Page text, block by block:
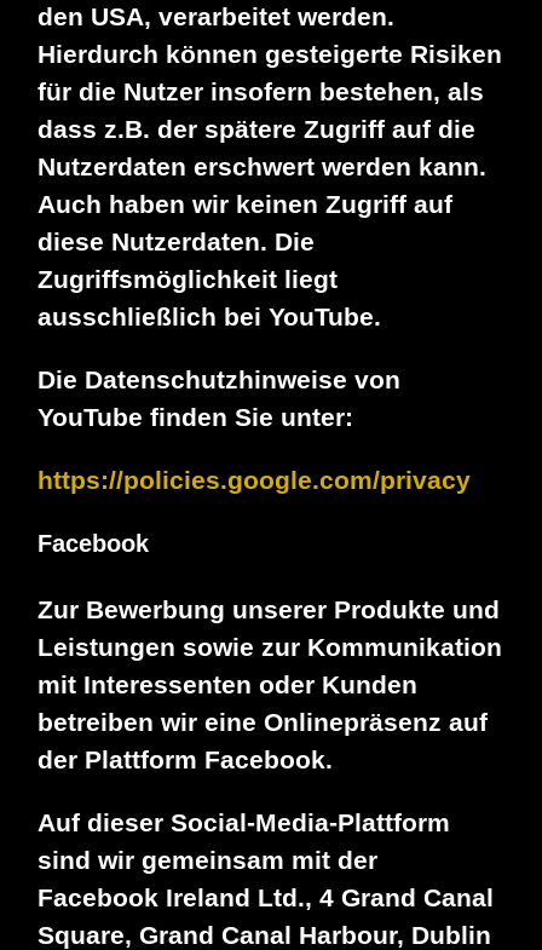
den USA, verarbeitet werden.
Hierdurch können gesteigerte Risiken
für die Nutzer insofern bestehen, als
dass z.B. der spätere Zugriff auf die
Nutzerdaten erschwert werden kann.
Auch haben wir keinen Zugriff auf
diese Nutzerdaten. Die
Zugriffsmöglichkeit liegt
ausschließlich bei YouTube.
Die Datenschutzhinweise von
YouTube finden Sie unter:
https://policies.google.com/privacy
Facebook
Zur Bewerbung unserer Produkte und
Leistungen sowie zur Kommunikation
mit Interessenten oder Kunden
betreiben wir eine Onlinepräsenz auf
der Plattform Facebook.
Auf dieser Social-Media-Plattform
sind wir gemeinsam mit der
Facebook Ireland Ltd., 4 Grand Canal
Square, Grand Canal Harbour, Dublin